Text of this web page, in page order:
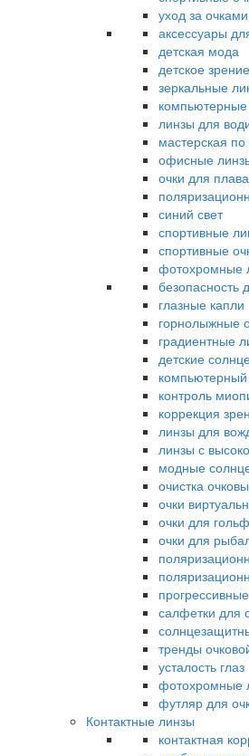
уход за очками
аксессуары
детская мода
детское зрение
зеркальные
линзы для
мастерская
офисные
очки для
синий свет
спортивные
спортивные
фотохромные
безопасность
глазные капли
горнолыжные
градиентные
детские
контроль
коррекция
линзы для
линзы с
модные
очистка
очки
очки для
очки для
салфетки для
тренды
усталость глаз
фотохромные
футляр для
Контактные линзы
контактная